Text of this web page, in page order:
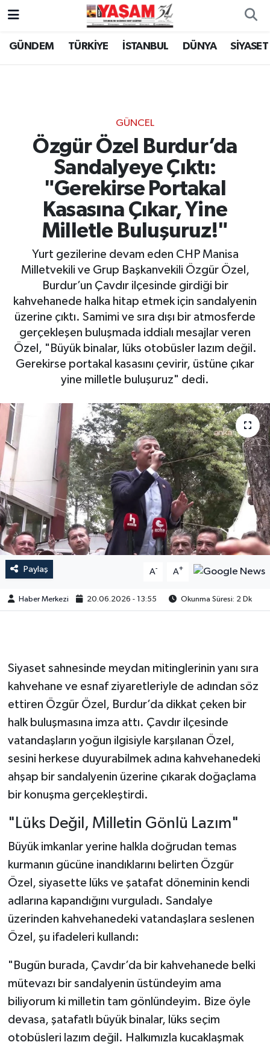
GÜNDEM TÜRKİYE İSTANBUL DÜNYA SİYASET
GÜNCEL
Özgür Özel Burdur’da
Sandalyeye Çıktı:
"Gerekirse Portakal
Kasasına Çıkar, Yine
Milletle Buluşuruz!"
Yurt gezilerine devam eden CHP Manisa
Milletvekili ve Grup Başkanvekili Özgür Özel,
Burdur’un Çavdır ilçesinde girdiği bir
kahvehanede halka hitap etmek için sandalyenin
üzerine çıktı. Samimi ve sıra dışı bir atmosferde
gerçekleşen buluşmada iddialı mesajlar veren
Özel, "Büyük binalar, lüks otobüsler lazım değil.
Gerekirse portakal kasasını çevirir, üstüne çıkar
yine milletle buluşuruz" dedi.
Paylaş A- A+
Haber Merkezi 20.06.2026 - 13:55 Okunma Süresi: 2 Dk
Siyaset sahnesinde meydan mitinglerinin yanı sıra
kahvehane ve esnaf ziyaretleriyle de adından söz
ettiren Özgür Özel, Burdur’da dikkat çeken bir
halk buluşmasına imza attı. Çavdır ilçesinde
vatandaşların yoğun ilgisiyle karşılanan Özel,
sesini herkese duyurabilmek adına kahvehanedeki
ahşap bir sandalyenin üzerine çıkarak doğaçlama
bir konuşma gerçekleştirdi.
"Lüks Değil, Milletin Gönlü Lazım"
Büyük imkanlar yerine halkla doğrudan temas
kurmanın gücüne inandıklarını belirten Özgür
Özel, siyasette lüks ve şatafat döneminin kendi
adlarına kapandığını vurguladı. Sandalye
üzerinden kahvehanedeki vatandaşlara seslenen
Özel, şu ifadeleri kullandı:
"Bugün burada, Çavdır’da bir kahvehanede belki
mütevazı bir sandalyenin üstündeyim ama
biliyorum ki milletin tam gönlündeyim. Bize öyle
devasa, şatafatlı büyük binalar, lüks seçim
otobüsleri lazım değil. Halkımızla kucaklaşmak